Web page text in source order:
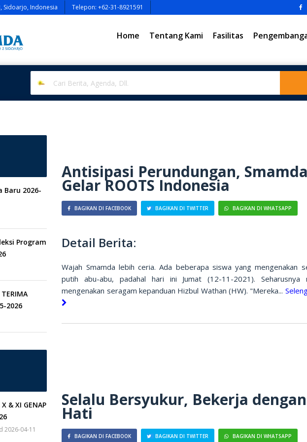
Sidoarjo, Indonesia Telepon: +62-31-8921591
Home Tentang Kami Fasilitas
Baru 2026-
Program
2026
X & XI GENAP
2026-04-11
Antisipasi Perundungan, Smamda
Gelar ROOTS Indonesia
BAGIKAN DI FACEBOOK BAGIKAN DI TWITTER BAGIKAN DI WHATSAPP
Detail Berita:
Wajah Smamda lebih ceria. Ada beberapa siswa yang mengenakan
putih abu-abu, padahal hari ini Jumat (12-11-2021). Seharusnya
mengenakan seragam kepanduan Hizbul Wathan (HW). "Mereka...
Selalu Bersyukur, Bekerja dengan
Hati
BAGIKAN DI FACEBOOK BAGIKAN DI TWITTER BAGIKAN DI WHATSAPP